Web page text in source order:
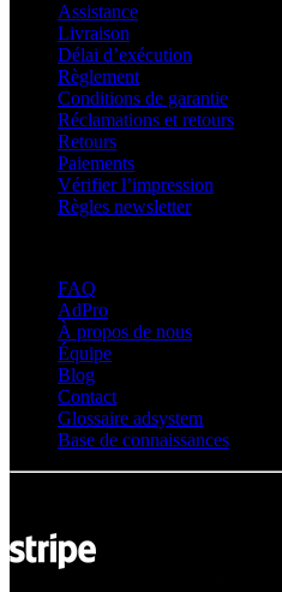
Assistance
Livraison
Délai d’exécution
Règlement
Conditions de garantie
Réclamations et retours
Retours
Paiements
Vérifier l’impression
Règles newsletter
FAQ
AdPro
À propos de nous
Équipe
Blog
Contact
Glossaire adsystem
Base de connaissances